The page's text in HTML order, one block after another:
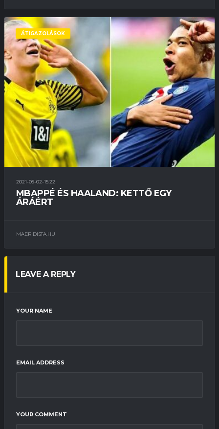
ÁTIGAZOLÁSOK
2021-09-02-15:22
MBAPPÉ ÉS HAALAND: KETTŐ EGY
ÁRÁÉRT
MADRIDISTA.HU
LEAVE A REPLY
YOUR NAME
EMAIL ADDRESS
YOUR COMMENT